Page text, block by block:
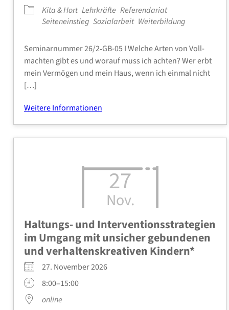
Kita & Hort Lehr­kräf­te Refe­ren­da­ri­at
Sei­ten­ein­stieg Sozi­al­ar­beit Wei­ter­bil­dung
Semi­nar­num­mer 26/2‑GB-05 I Wel­che Arten von Voll­
mach­ten gibt es und wor­auf muss ich ach­ten? Wer erbt
mein Ver­mö­gen und mein Haus, wenn ich ein­mal nicht
[…]
Wei­te­re Infor­ma­tio­nen
27
Nov.
Haltungs- und Inter­ven­ti­ons­stra­te­gien
im Umgang mit unsi­cher gebun­de­nen
und ver­hal­tens­krea­ti­ven Kin­dern*
27. Novem­ber 2026
8:00–15:00
online